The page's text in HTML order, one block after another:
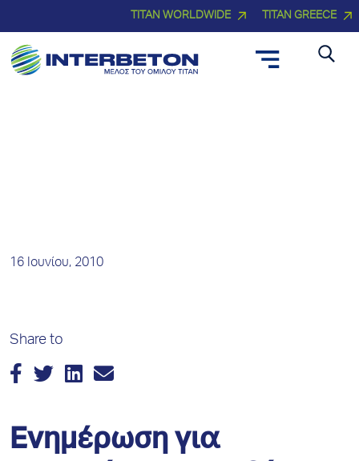
TITAN WORLDWIDE TITAN GREECE
16 Ιουνίου, 2010
Share to
Ενημέρωση για